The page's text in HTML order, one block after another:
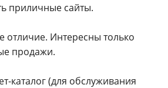
приличные сайты.
Интересны только
продажи.
каталог (для обслуживания